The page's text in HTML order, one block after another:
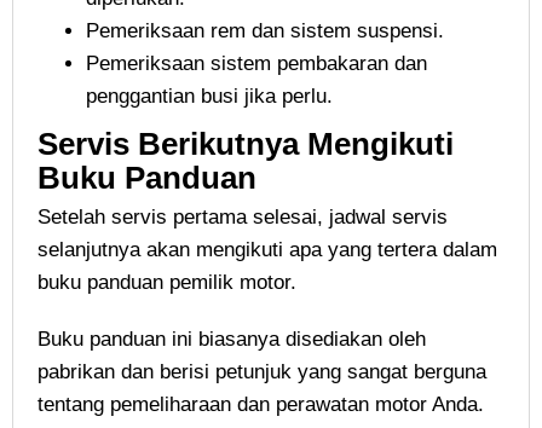
Pemeriksaan rem dan sistem suspensi.
Pemeriksaan sistem pembakaran dan
penggantian busi jika perlu.
Servis Berikutnya Mengikuti
Buku Panduan
Setelah servis pertama selesai, jadwal servis
selanjutnya akan mengikuti apa yang tertera dalam
buku panduan pemilik motor.
Buku panduan ini biasanya disediakan oleh
pabrikan dan berisi petunjuk yang sangat berguna
tentang pemeliharaan dan perawatan motor Anda.